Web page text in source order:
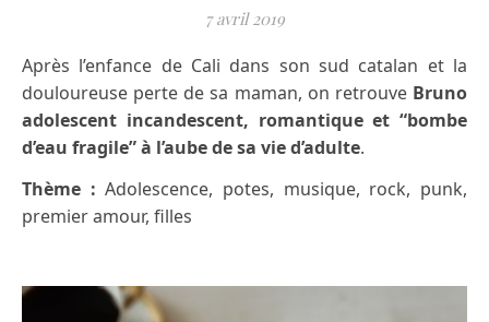
7 avril 2019
Après l’enfance de Cali dans son sud catalan et la
douloureuse perte de sa maman, on retrouve Bruno
adolescent incandescent, romantique et “bombe
d’eau fragile” à l’aube de sa vie d’adulte.
Thème : Adolescence, potes, musique, rock, punk,
premier amour, filles